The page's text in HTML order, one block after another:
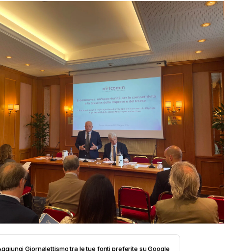
Giornalettismo tra le tue fonti preferite su Google